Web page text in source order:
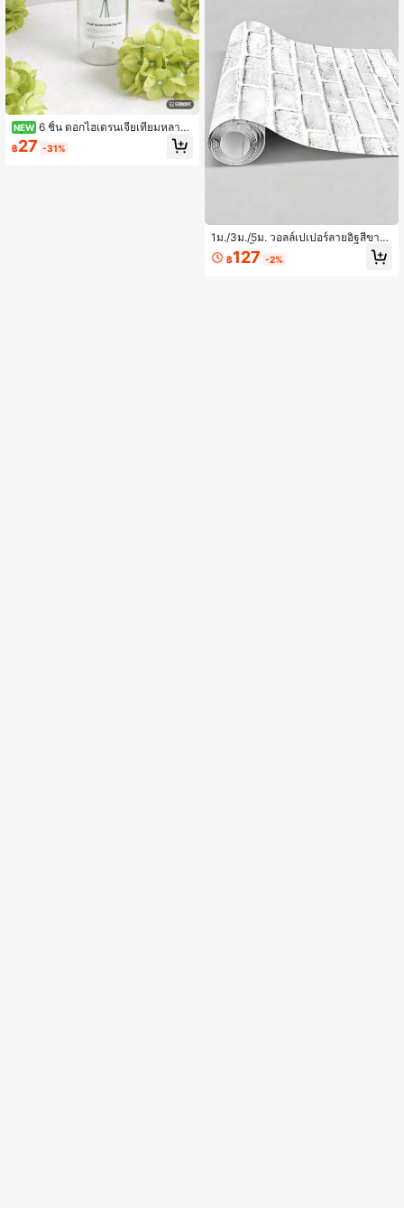
NEW 6 ชิ้น ดอกไฮเดรนเจียเทียมหลากสี
เดี่ยวพร้อมก้าน หัวดอกไม้เทียมโพลีเอส
เตอร์ เหมาะสำหรับการตกแต่งบ้าน การ
฿27 -31%
น ตกแต่งบ้าน วอลเปเปอร์ภาพผนัง
1ม./3ม./5ม. วอลล์เปเปอร์ลายอิฐสีขาว
จำลอง, พื้นหลังห้อง, ของตกแต่งบ้าน, ว
อลล์เปเปอร์กันน้ำมีกาวในตัว
฿127 -2%